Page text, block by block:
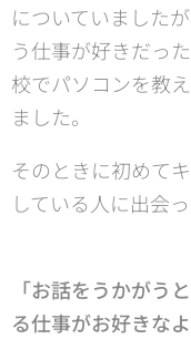
についていました
う仕事が好きだっ
校でパソコンを教
ました。
そのときに初めて
している人に出会っ
「お話をうかがう
る仕事がお好きな